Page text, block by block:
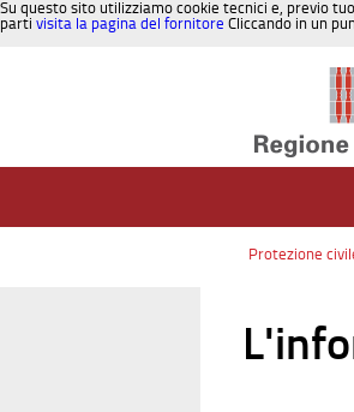
Su questo sito utilizziamo cookie tecnici e, previo
parti visita la pagina del fornitore Cliccando in un
Protezione